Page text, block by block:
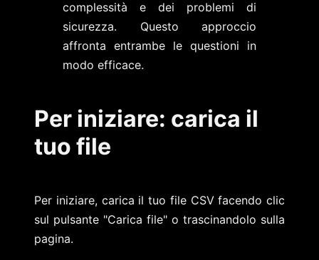
complessità e dei problemi di
sicurezza. Questo approccio
affronta entrambe le questioni in
modo efficace.
Per iniziare: carica il
tuo file
Per iniziare, carica il tuo file CSV facendo clic
sul pulsante "Carica file" o trascinandolo sulla
pagina.